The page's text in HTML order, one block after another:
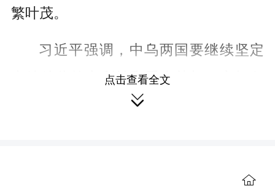
繁叶茂。
习近平强调，中乌两国要继续坚定
支持彼此核心利益和重大关切，密切各
层级、全方位友好交往，加强治国理政
点击查看全文
